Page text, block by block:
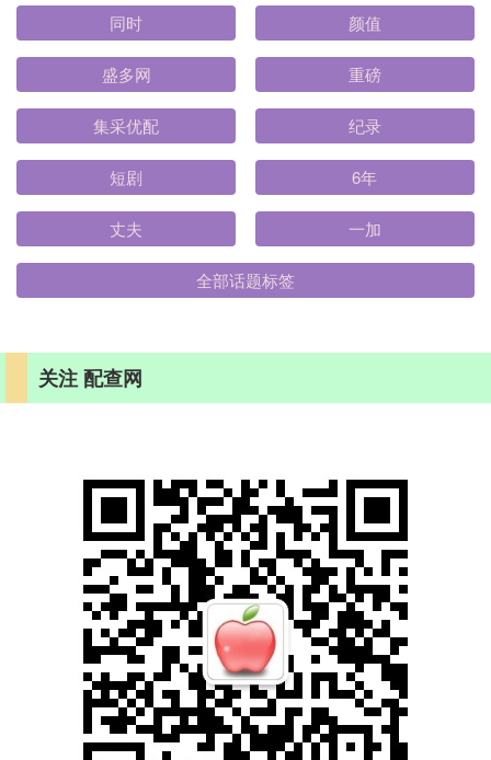
同时 颜值
盛多网 重磅
集采优配 纪录
短剧 6年
丈夫 一加
全部话题标签
关注 配查网